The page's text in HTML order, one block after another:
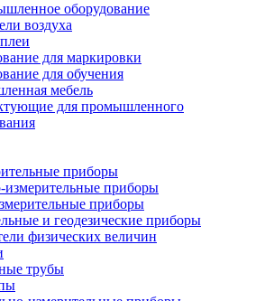
оборудование
воздуха
для маркировки
для обучения
мебель
для промышленного
приборы
измерительные приборы
приборы
и геодезические приборы
физических величин
трубы